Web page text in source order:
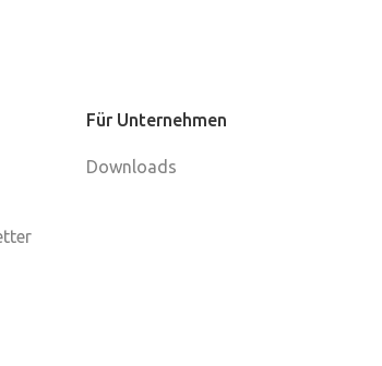
Für Unternehmen
Downloads